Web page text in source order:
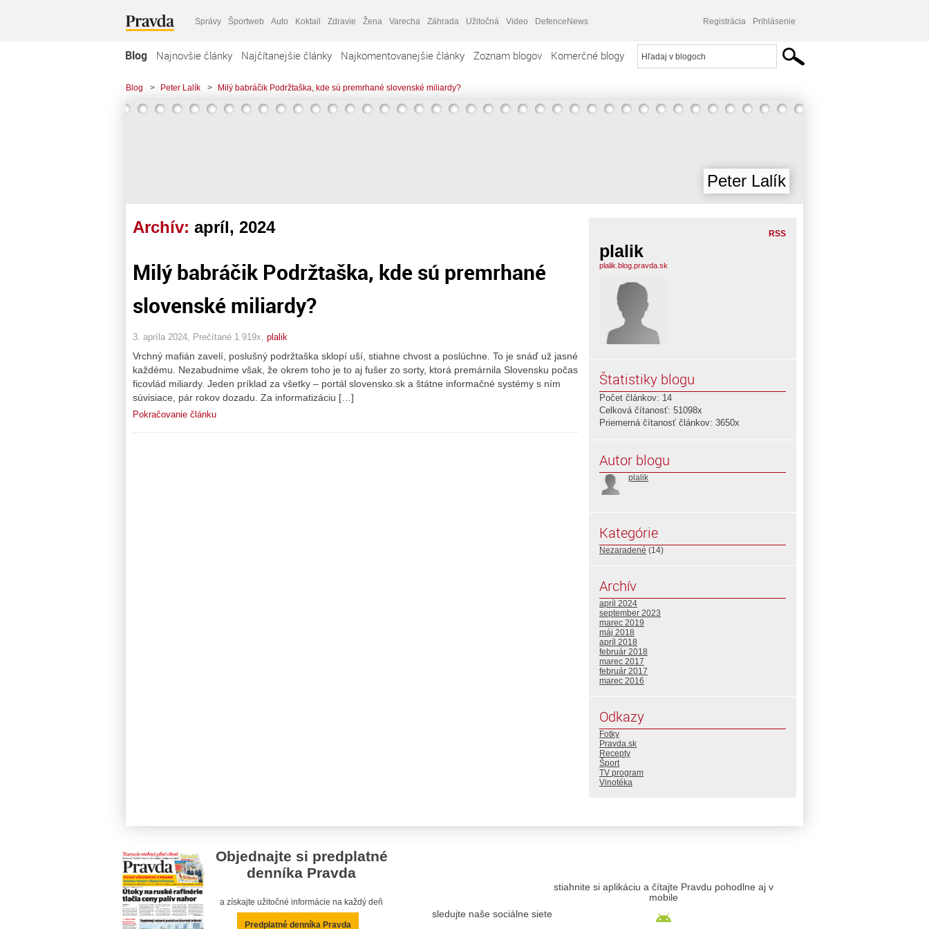
Správy Športweb Auto Koktail Zdravie Žena Varecha Záhrada Užitočná Video DefenceNews Registrácia Prihlásenie
Blog Najnovšie články Najčítanejšie články Najkomentovanejšie články Zoznam blogov Komerčné blogy
Blog > Peter Lalík > Milý babráčik Podržtaška, kde sú premrhané slovenské miliardy?
Peter Lalík
Archív: apríl, 2024
Milý babráčik Podržtaška, kde sú premrhané
slovenské miliardy?
3. apríla 2024, Prečítané 1 919x, plalik
Vrchný mafián zavelí, poslušný podržtaška sklopí uší, stiahne chvost a poslúchne. To je snáď už jasné
každému. Nezabudnime však, že okrem toho je to aj fušer zo sorty, ktorá premárnila Slovensku počas
ficovlád miliardy. Jeden príklad za všetky – portál slovensko.sk a štátne informačné systémy s ním
súvisiace, pár rokov dozadu. Za informatizáciu […]
Pokračovanie článku
RSS
plalik
plalik.blog.pravda.sk
Štatistiky blogu
Počet článkov: 14
Celková čítanosť: 51098x
Priemerná čítanosť článkov: 3650x
Autor blogu
plalik
Kategórie
Nezaradené (14)
Archív
apríl 2024
september 2023
marec 2019
máj 2018
apríl 2018
február 2018
marec 2017
február 2017
marec 2016
Odkazy
Fotky
Pravda.sk
Recepty
Šport
TV program
Vinotéka
Objednajte si predplatné
denníka Pravda
a získajte užitočné informácie na každý deň
Predplatné denníka Pravda
sledujte naše sociálne siete
stiahnite si aplikáciu a čítajte Pravdu pohodlne aj v
mobile